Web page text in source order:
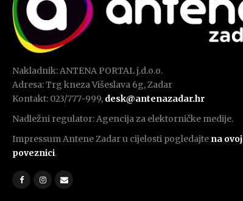
Nakladnik: ANTENA PORTAL j.d.o.o.
Adresa: Trg kneza Višeslava 6g, Zadar
Kontakt: 023/777-999, desk@antenazadar.hr
Nadležni regulator: Agencija za elektorničke medije.
Impressum Antene Zadar u cijelosti pogledajte na ovoj
poveznici.